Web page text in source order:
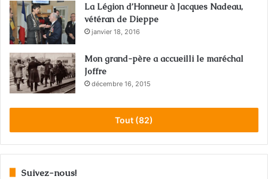
La Légion d’Honneur à Jacques Nadeau,
vétéran de Dieppe
janvier 18, 2016
Mon grand-père a accueilli le maréchal
Joffre
décembre 16, 2015
Tout (82)
Suivez-nous!